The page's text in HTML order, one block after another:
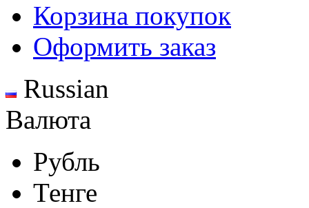
Корзина покупок
Оформить заказ
Russian
Валюта
Рубль
Тенге